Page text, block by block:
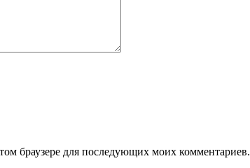
браузере для последующих моих комментариев.